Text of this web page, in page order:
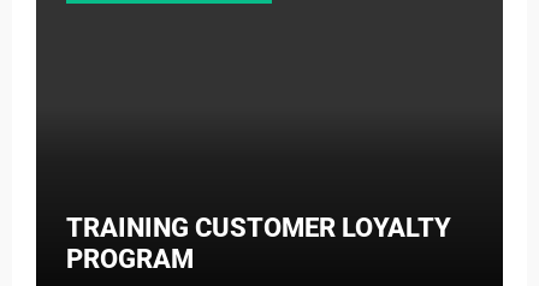
TRAINING CUSTOMER LOYALTY
PROGRAM